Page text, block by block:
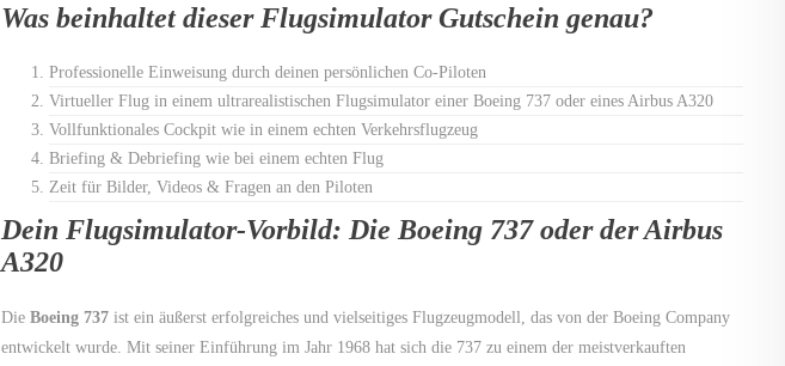
Was beinhaltet dieser Flugsimulator Gutschein genau?
Professionelle Einweisung durch deinen persönlichen Co-Piloten
Virtueller Flug in einem ultrarealistischen Flugsimulator einer Boeing 737 oder eines Airbus A320
Vollfunktionales Cockpit wie in einem echten Verkehrsflugzeug
Briefing & Debriefing wie bei einem echten Flug
Zeit für Bilder, Videos & Fragen an den Piloten
Dein Flugsimulator-Vorbild: Die Boeing 737 oder der Airbus
A320
Die Boeing 737ist ein äußerst erfolgreiches und vielseitiges Flugzeugmodell, das von der Boeing Company
entwickelt wurde. Mit seiner Einführung im Jahr 1968 hat sich die 737 zu einem der meistverkauften